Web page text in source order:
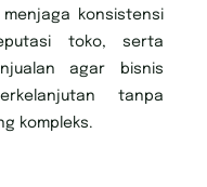
konsistensi
toko, serta
agar bisnis
tanpa
kompleks.